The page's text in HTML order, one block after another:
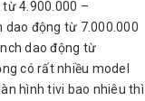
từ 4.900.000 –
dao động từ 7.000.000
dao động từ
có rất nhiều model
hình tivi bao nhiêu thì